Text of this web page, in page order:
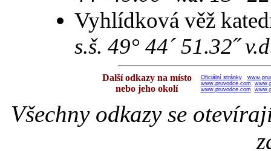
Vyhlídková věž
s.š. 49° 44´ 51.32˝
Další odkazy na místo
nebo jeho okolí
Oficiální stránky
www.pruvodce.com
www.pruvodce.com
Všechny odkazy se